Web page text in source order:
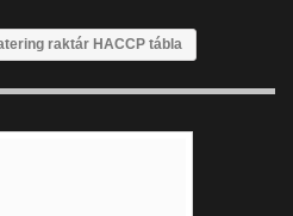
raktár HACCP tábla